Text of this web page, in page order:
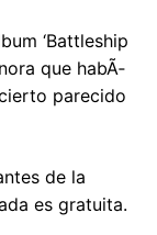
‘Battleship
que habÃ­
parecido
de la
es gratuita.